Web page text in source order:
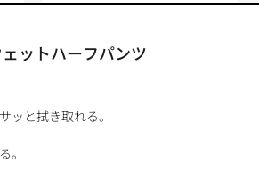
ットハーフパンツ
ッと拭き取れる。
。